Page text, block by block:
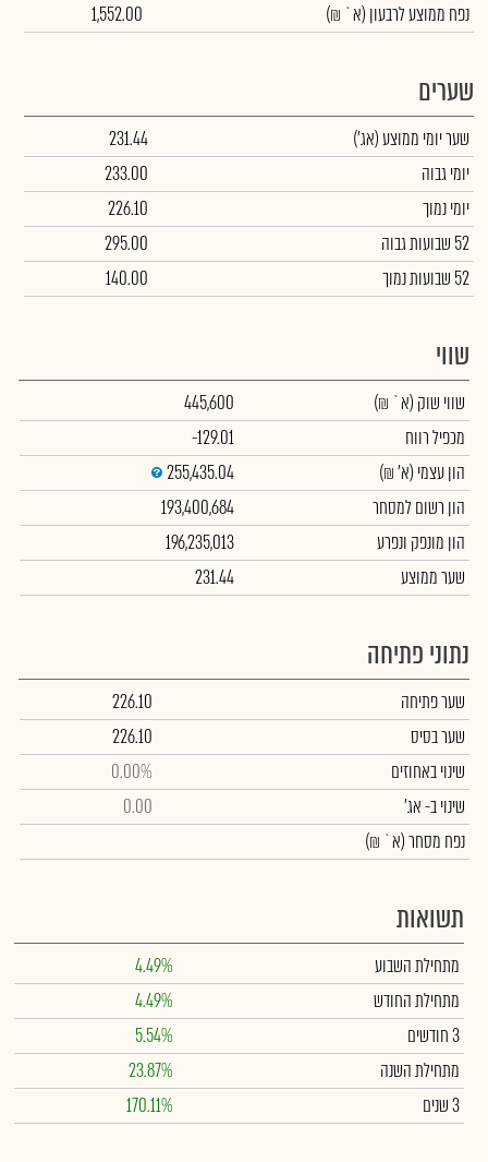
נפח ממוצע לרבעון (א` ₪)
1,552.00
שערים
שער יומי ממוצע(אג')
231.44
יומי גבוה
233.00
יומי נמוך
226.10
52 שבועות גבוה
295.00
52 שבועות נמוך
140.00
שווי
שווי שוק (א` ₪)
445,600
מכפיל רווח
-129.01
הון עצמי (א' ₪)
255,435.04
הון רשום למסחר
193,400,684
הון מונפק ונפרע
196,235,013
שער ממוצע
231.44
נתוני פתיחה
שער פתיחה
226.10
שער בסיס
226.10
שינוי באחוזים
0.00%
שינויב- אג'
0.00
נפח מסחר(א` ₪)
תשואות
מתחילת השבוע
4.49%
מתחילת החודש
4.49%
3 חודשים
5.54%
מתחילת השנה
23.87%
3 שנים
170.11%